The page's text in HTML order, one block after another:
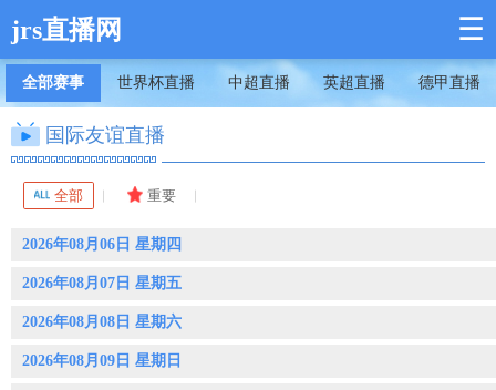
jrs直播网 ☰
全部赛事 世界杯直播 中超直播 英超直播 德甲直播
国际友谊直播
2026年08月06日 星期四
2026年08月07日 星期五
2026年08月08日 星期六
2026年08月09日 星期日